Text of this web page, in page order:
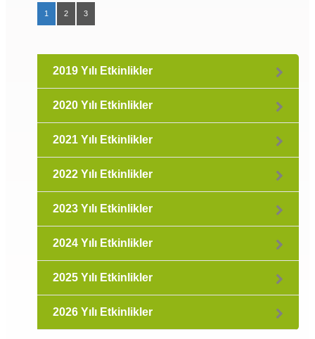
1 2 3
2019 Yılı Etkinlikler
2020 Yılı Etkinlikler
2021 Yılı Etkinlikler
2022 Yılı Etkinlikler
2023 Yılı Etkinlikler
2024 Yılı Etkinlikler
2025 Yılı Etkinlikler
2026 Yılı Etkinlikler